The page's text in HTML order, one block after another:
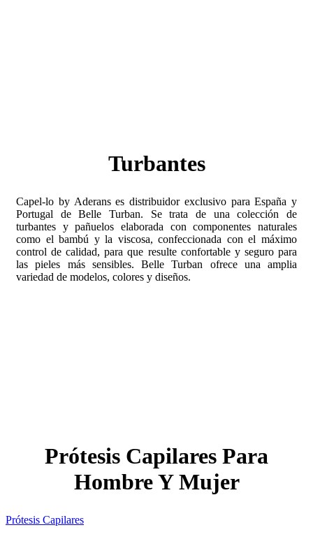
Turbantes
Capel-lo by Aderans es distribuidor exclusivo para España y
Portugal de Belle Turban. Se trata de una colección de
turbantes y pañuelos elaborada con componentes naturales
como el bambú y la viscosa, confeccionada con el máximo
control de calidad, para que resulte confortable y seguro para
las pieles más sensibles. Belle Turban ofrece una amplia
variedad de modelos, colores y diseños.
Prótesis Capilares Para
Hombre Y Mujer
Prótesis Capilares